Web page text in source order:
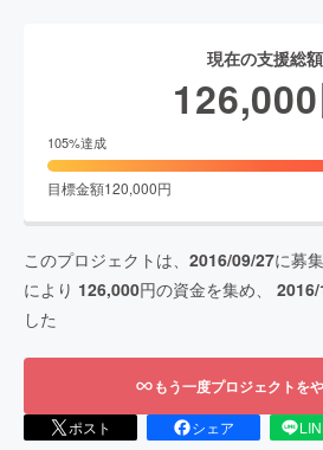
現在の支援総額
126,000
105%達成
目標金額120,000円
このプロジェクトは、 2016/09/27に募
により 126,000円の資金を集め、
した
もう一度プロジェクトを
ポスト シェア